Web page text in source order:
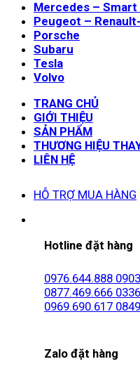
Mercedes – Smart
Peugeot –
Porsche
Subaru
Tesla
Volvo
TRANG CHỦ
GIỚI THIỆU
SẢN PHẨM
THƯƠNG HIỆU
LIÊN HỆ
HỖ TRỢ MUA HÀNG
Hotline đặt hàng
0976.644.888
0877.469.666
0969.690.617
Zalo đặt hàng